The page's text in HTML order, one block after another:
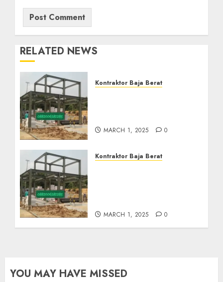
RELATED NEWS
Kontraktor Baja Berat
MARCH 1, 2025 0
Kontraktor Baja Berat
MARCH 1, 2025 0
YOU MAY HAVE MISSED